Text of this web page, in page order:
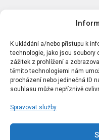
K ukládání a/nebo přístupu k
technologie, jako jsou soubory
zážitek z prohlížení a
těmito technologiemi nám
procházení nebo jedinečná ID
souhlasu může nepříznivě
Spravovat služby